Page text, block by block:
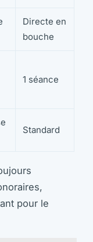
Directe en
bouche
1 séance
Standard
pour le